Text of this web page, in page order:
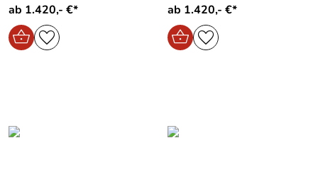
ab 1.420,- €* ab 1.420,- €*